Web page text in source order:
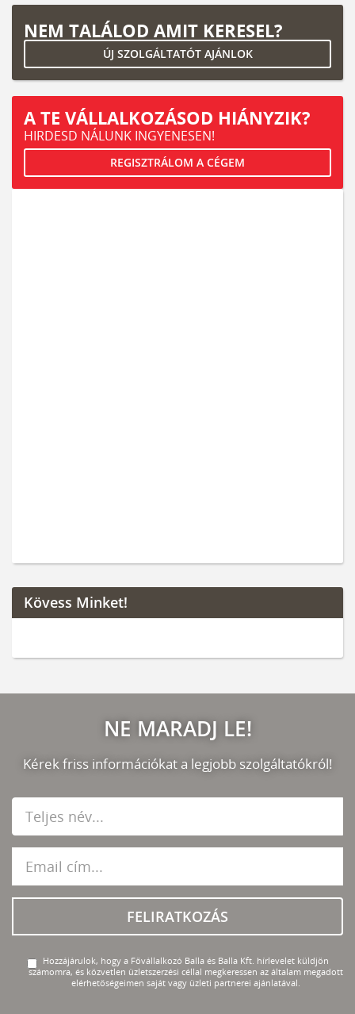
NEM TALÁLOD AMIT KERESEL?
ÚJ SZOLGÁLTATÓT AJÁNLOK
A TE VÁLLALKOZÁSOD HIÁNYZIK?
HIRDESD NÁLUNK INGYENESEN!
REGISZTRÁLOM A CÉGEM
Kövess Minket!
NE MARADJ LE!
Kérek friss információkat a legjobb szolgáltatókról!
FELIRATKOZÁS
Hozzájárulok, hogy a Fővállalkozó Balla és Balla Kft. hírlevelet küldjön
számomra, és közvetlen üzletszerzési céllal megkeressen az általam megadott
elérhetőségeimen saját vagy üzleti partnerei ajánlatával.